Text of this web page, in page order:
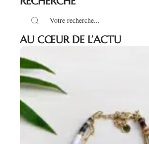
AU CŒUR DE L’ACTU